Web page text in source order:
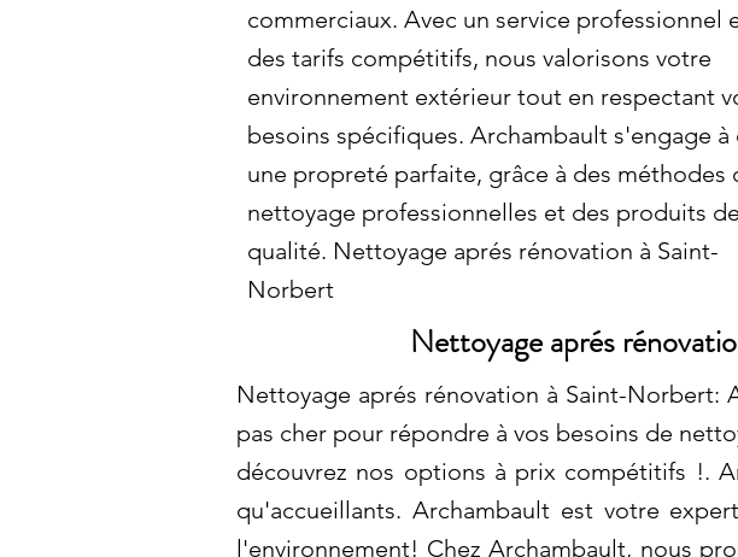
commerciaux. Avec un service professionnel
des tarifs compétitifs, nous valorisons votre
environnement extérieur tout en respectant
besoins spécifiques. Archambault s'engage
une propreté parfaite, grâce à des méthodes
nettoyage professionnelles et des produits de
qualité. Nettoyage aprés rénovation à Saint-
Norbert
Nettoyage aprés
Nettoyage aprés rénovation à Saint-Norbert:
pas cher pour répondre à vos besoins de
découvrez nos options à prix compétitifs !.
qu'accueillants. Archambault est votre
l'environnement! Chez Archambault, nous